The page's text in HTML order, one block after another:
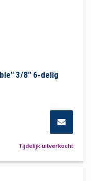
3/8" 6-delig
Tijdelijk uitverkocht